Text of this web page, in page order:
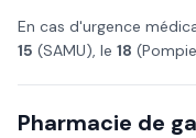
En cas d'urgence
15 (SAMU), le 18
Pharmacie de